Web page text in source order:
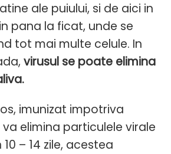
ale puiului, si de aici in
pana la ficat, unde se
tot mai multe celule. In
virusul se poate elimina
imunizat impotriva
elimina particulele virale
– 14 zile, acestea